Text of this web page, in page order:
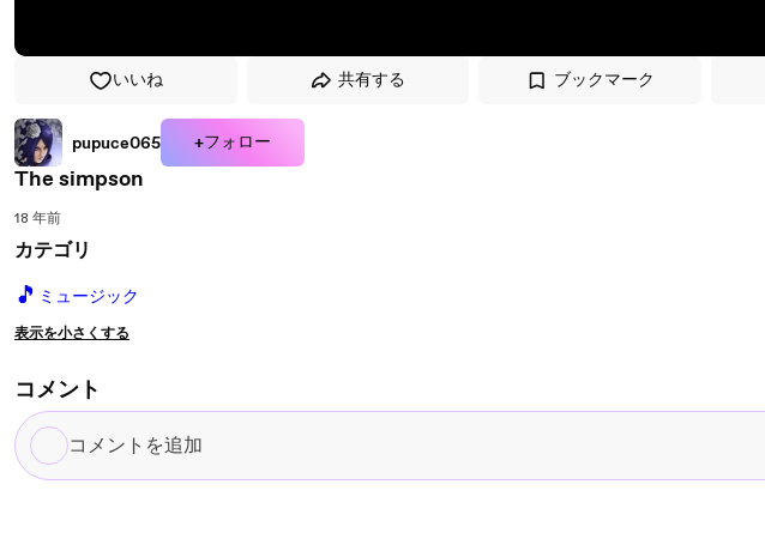
いいね 共有する ブックマーク
pupuce065 +フォロー
The simpson
18 年前
カテゴリ
🎵 ミュージック
表示を小さくする
コメント
コ
メ